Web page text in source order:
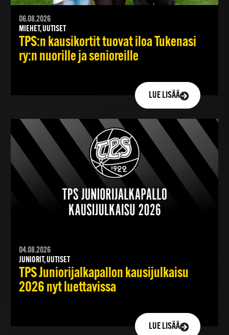
06.08.2026
MIEHET, UUTISET
TPS:n kausikortit tuovat iloa Tukenasi
ry:n nuorille ja senioreille
LUE LISÄÄ
04.08.2026
JUNIORIT, UUTISET
TPS Juniorijalkapallon kausijulkaisu
2026 nyt luettavissa
LUE LISÄÄ